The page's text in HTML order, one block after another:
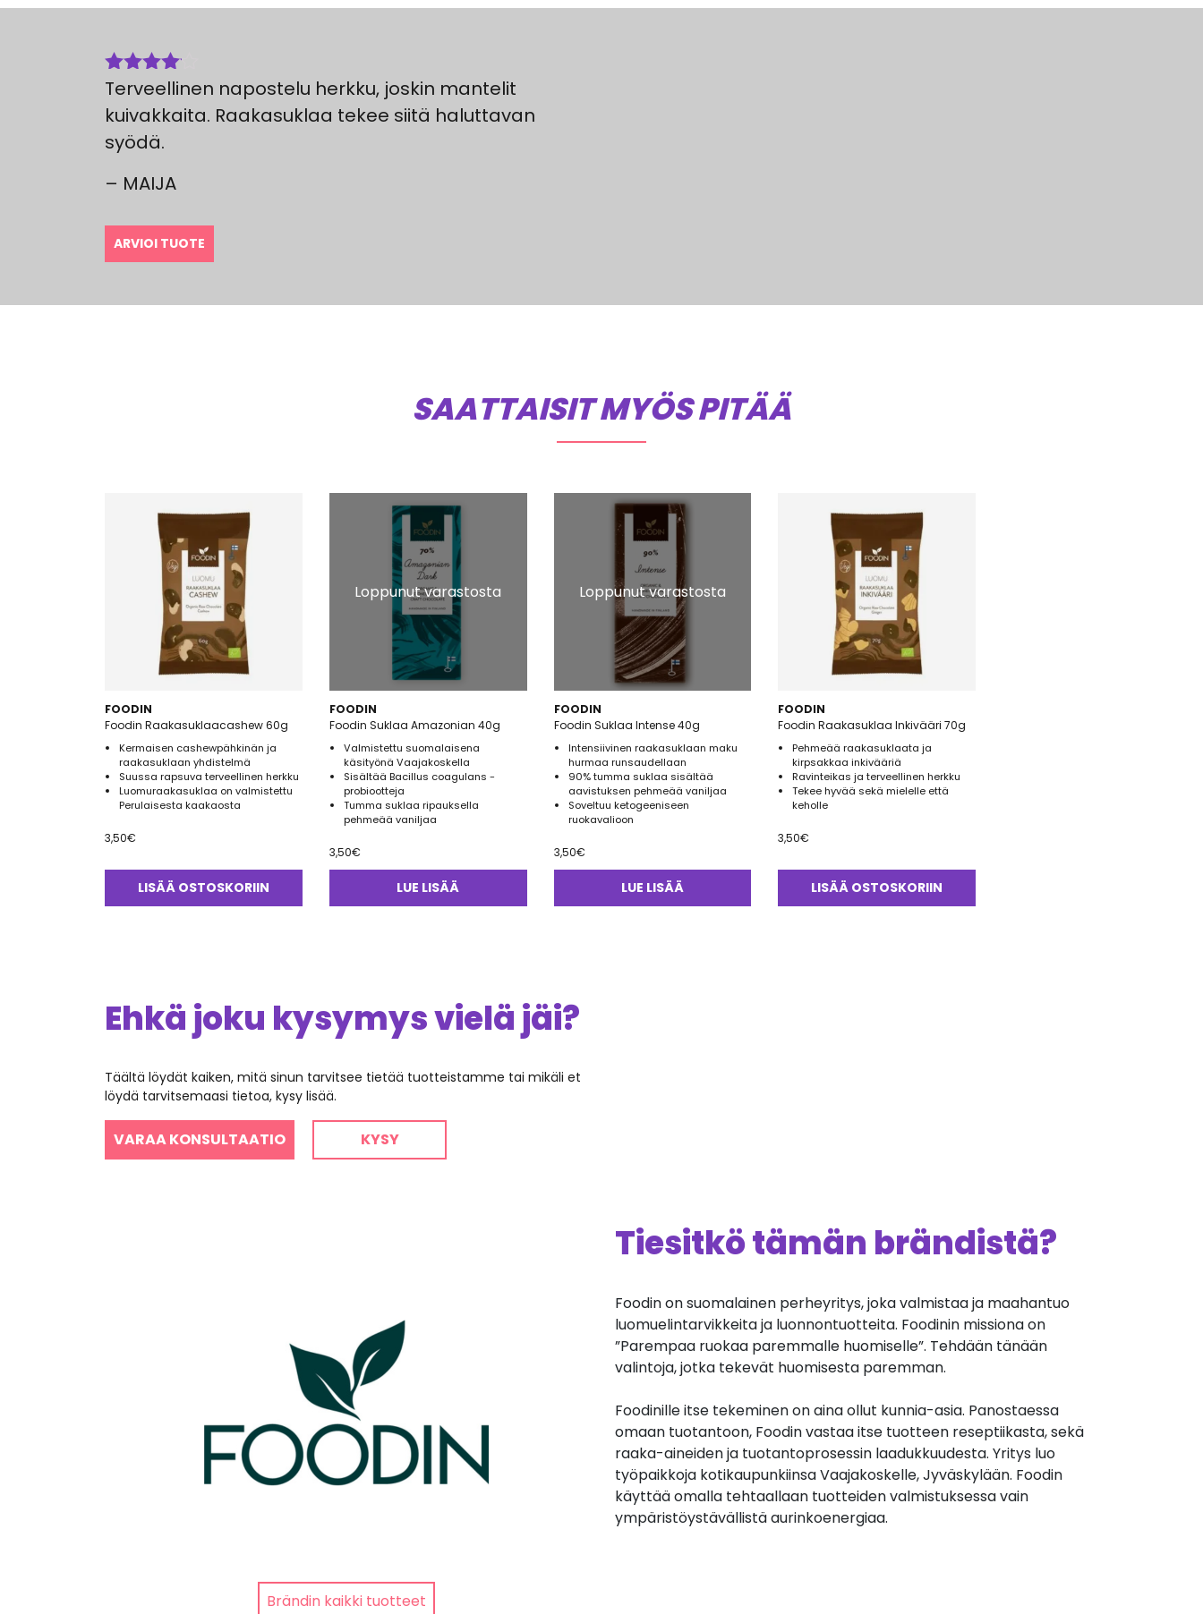
Arvostelu
tuotteesta:
4/ 5
Terveellinen napostelu herkku, joskin mantelit
kuivakkaita. Raakasuklaa tekee siitä haluttavan
syödä.
– MAIJA
ARVIOI TUOTE
SAATTAISIT MYÖS PITÄÄ
FOODIN
Foodin Raakasuklaacashew 60g
Kermaisen cashewpähkinän ja
raakasuklaan yhdistelmä
Suussa rapsuva terveellinen herkku
Luomuraakasuklaa on valmistettu
Perulaisesta kaakaosta
3,50€
LISÄÄ OSTOSKORIIN
Loppunut varastosta
FOODIN
Foodin Suklaa Amazonian 40g
Valmistettu suomalaisena
käsityönä Vaajakoskella
Sisältää Bacillus coagulans -
probiootteja
Tumma suklaa ripauksella
pehmeää vaniljaa
3,50€
LUE LISÄÄ
Loppunut varastosta
FOODIN
Foodin Suklaa Intense 40g
Intensiivinen raakasuklaan maku
hurmaa runsaudellaan
90% tumma suklaa sisältää
aavistuksen pehmeää vaniljaa
Soveltuu ketogeeniseen
ruokavalioon
3,50€
LUE LISÄÄ
FOODIN
Foodin Raakasuklaa Inkivääri 70g
Pehmeää raakasuklaata ja
kirpsakkaa inkivääriä
Ravinteikas ja terveellinen herkku
Tekee hyvää sekä mielelle että
keholle
3,50€
LISÄÄ OSTOSKORIIN
Ehkä joku kysymys vielä jäi?
Täältä löydät kaiken, mitä sinun tarvitsee tietää tuotteistamme tai mikäli et
löydä tarvitsemaasi tietoa, kysy lisää.
VARAA KONSULTAATIO KYSY
Brändin kaikki tuotteet
Tiesitkö tämän brändistä?
Foodin on suomalainen perheyritys, joka valmistaa ja maahantuo
luomuelintarvikkeita ja luonnontuotteita. Foodinin missiona on
”Parempaa ruokaa paremmalle huomiselle”. Tehdään tänään
valintoja, jotka tekevät huomisesta paremman.
Foodinille itse tekeminen on aina ollut kunnia-asia. Panostaessa
omaan tuotantoon, Foodin vastaa itse tuotteen reseptiikasta, sekä
raaka-aineiden ja tuotantoprosessin laadukkuudesta. Yritys luo
työpaikkoja kotikaupunkiinsa Vaajakoskelle, Jyväskylään. Foodin
käyttää omalla tehtaallaan tuotteiden valmistuksessa vain
ympäristöystävällistä aurinkoenergiaa.